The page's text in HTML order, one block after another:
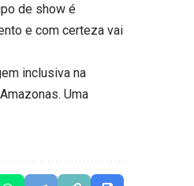
de show é
e com certeza vai
inclusiva na
Uma